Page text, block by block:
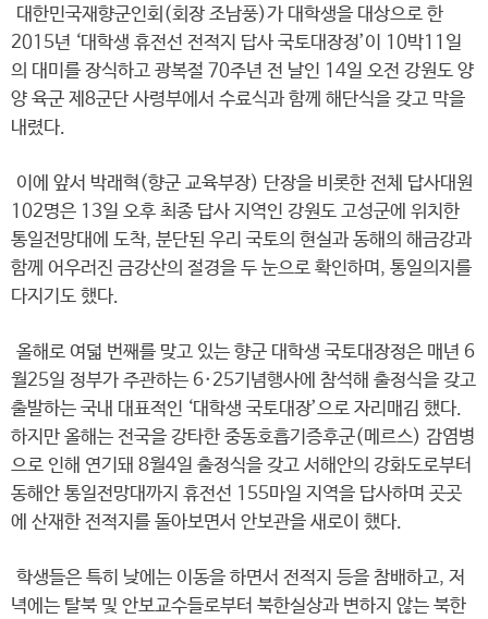
대한민국재향군인회(회장 조남풍)가 대학생을 대상으로 한
2015년 ‘대학생 휴전선 전적지 답사 국토대장정’이 10박11일
의 대미를 장식하고 광복절 70주년 전 날인 14일 오전 강원도 양
양 육군 제8군단 사령부에서 수료식과 함께 해단식을 갖고 막을
내렸다.
이에 앞서 박래혁(향군 교육부장) 단장을 비롯한 전체 답사대원
102명은 13일 오후 최종 답사 지역인 강원도 고성군에 위치한
통일전망대에 도착, 분단된 우리 국토의 현실과 동해의 해금강과
함께 어우러진 금강산의 절경을 두 눈으로 확인하며, 통일의지를
다지기도 했다.
올해로 여덟 번째를 맞고 있는 향군 대학생 국토대장정은 매년 6
월25일 정부가 주관하는 6·25기념행사에 참석해 출정식을 갖고
출발하는 국내 대표적인 ‘대학생 국토대장’으로 자리매김 했다.
하지만 올해는 전국을 강타한 중동호흡기증후군(메르스) 감염병
으로 인해 연기돼 8월4일 출정식을 갖고 서해안의 강화도로부터
동해안 통일전망대까지 휴전선 155마일 지역을 답사하며 곳곳
에 산재한 전적지를 돌아보면서 안보관을 새로이 했다.
학생들은 특히 낮에는 이동을 하면서 전적지 등을 참배하고, 저
녁에는 탈북 및 안보교수들로부터 북한실상과 변하지 않는 북한